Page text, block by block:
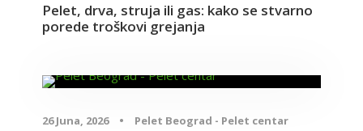
Pelet, drva, struja ili gas: kako se stvarno
porede troškovi grejanja
26 Juna, 2026 • Pelet Beograd - Pelet centar